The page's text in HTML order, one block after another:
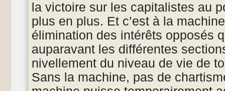
la victoire sur les capitalistes au
plus en plus. Et c’est à la
élimination des intérêts opposés
auparavant les différentes
nivellement du niveau de vie de
Sans la machine, pas de